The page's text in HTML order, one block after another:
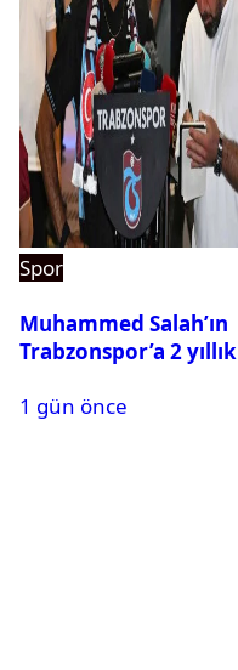
Spor
Muhammed Salah’ın
Trabzonspor’a 2 yıllık
1 gün önce